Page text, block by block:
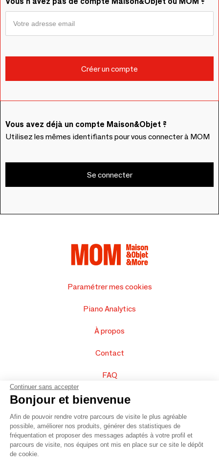
Vous avez déjà un compte Maison&Objet ?
Utilisez les mêmes identifiants pour vous connecter à MOM
Se connecter
Paramétrer mes cookies
Piano Analytics
À propos
Contact
FAQ
Vendez vos produits
Plan du site
Continuer sans accepter
Bonjour et bienvenue
Afin de pouvoir rendre votre parcours de visite le plus agréable
possible, améliorer nos produits, générer des statistiques de
fréquentation et proposer des messages adaptés à votre profil et
parcours de visite, nos équipes ont mis en place sur ce site le dépôt
de cookie.